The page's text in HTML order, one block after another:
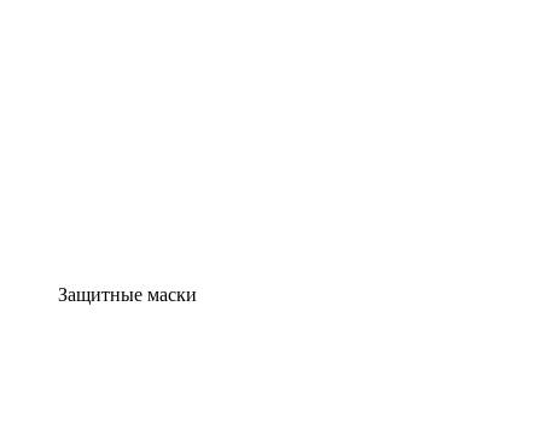
Защитные маски